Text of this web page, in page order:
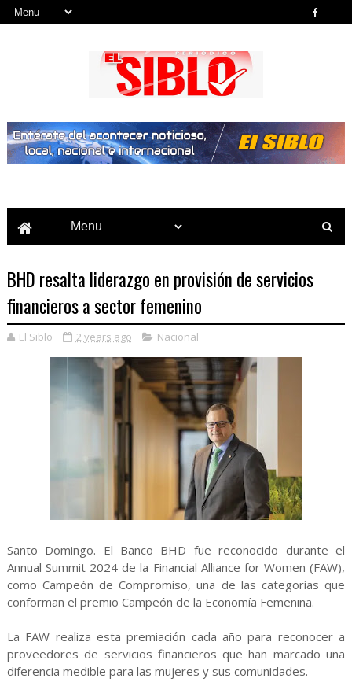
BHD resalta liderazgo en provisión de servicios
financieros a sector femenino
El Siblo 2 years ago Nacional
Santo Domingo. El Banco BHD fue reconocido durante el
Annual Summit 2024 de la Financial Alliance for Women (FAW),
como Campeón de Compromiso, una de las categorías que
conforman el premio Campeón de la Economía Femenina.
La FAW realiza esta premiación cada año para reconocer a
proveedores de servicios financieros que han marcado una
diferencia medible para las mujeres y sus comunidades.